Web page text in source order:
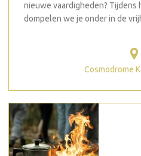
nieuwe vaardigheden?
dompelen we je onder in de
Cosmodrome